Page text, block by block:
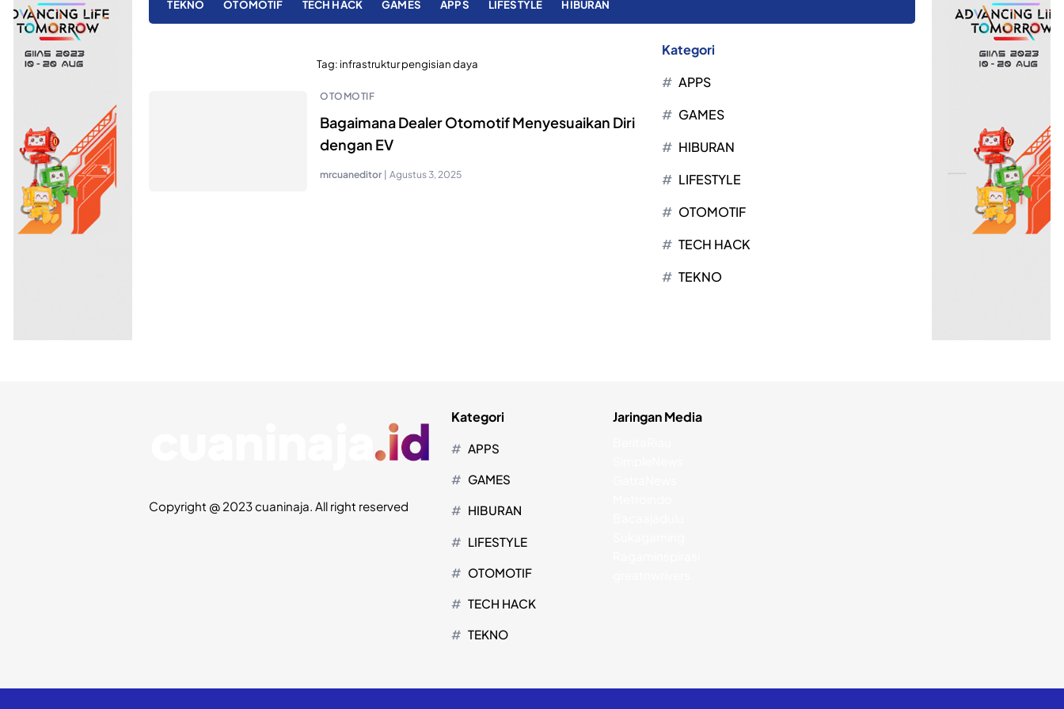
TEKNO OTOMOTIF TECH HACK GAMES APPS LIFESTYLE HIBURAN
Tag: infrastruktur pengisian daya
OTOMOTIF
Bagaimana Dealer Otomotif Menyesuaikan Diri
dengan EV
mrcuaneditor | Agustus 3, 2025
Kategori
APPS
GAMES
HIBURAN
LIFESTYLE
OTOMOTIF
TECH HACK
TEKNO
Copyright @ 2023 cuaninaja. All right reserved
Kategori
APPS
GAMES
HIBURAN
LIFESTYLE
OTOMOTIF
TECH HACK
TEKNO
Jaringan Media